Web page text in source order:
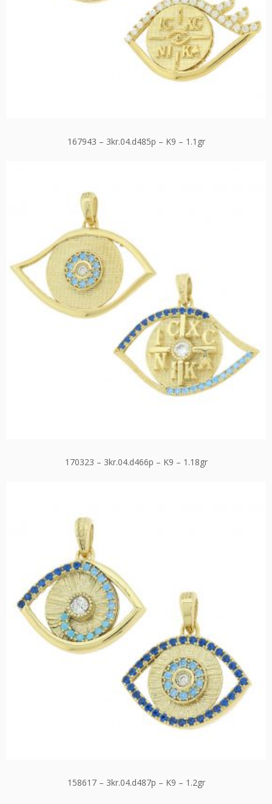
167943 – 3kr.04.d485p – K9 – 1.1gr
170323 – 3kr.04.d466p – K9 – 1.18gr
158617 – 3kr.04.d487p – K9 – 1.2gr